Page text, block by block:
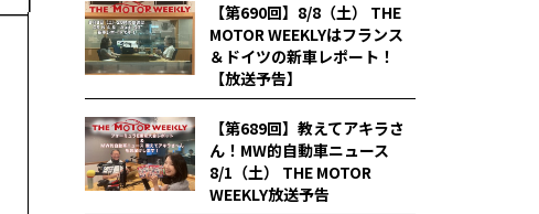
【第690回】8/8（土） THE
MOTOR WEEKLYはフランス
＆ドイツの新車レポート！
【放送予告】
【第689回】教えてアキラさ
ん！MW的自動車ニュース
8/1（土） THE MOTOR
WEEKLY放送予告